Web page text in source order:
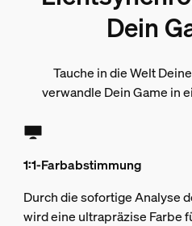
Dein
Tauche in die Welt
verwandle Dein Game in
1:1-Farbabstimmung
Durch die sofortige Analyse
wird eine ultrapräzise Farbe